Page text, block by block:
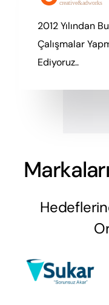
2012 Yılından
Çalışmalar
Ediyoruz..